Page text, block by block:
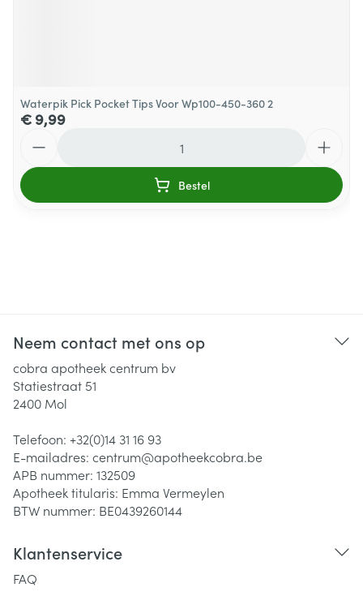
Waterpik Pick Pocket Tips Voor Wp100-450-360 2
€ 9,99
Bestel
Neem contact met ons op
cobra apotheek centrum bv
Statiestraat 51
2400 Mol
Telefoon: +32(0)14 31 16 93
E-mailadres: centrum@apotheekcobra.be
APB nummer: 132509
Apotheek titularis: Emma Vermeylen
BTW nummer: BE0439260144
Klantenservice
FAQ